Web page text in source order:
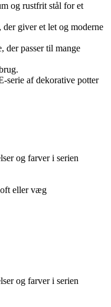
og rustfrit stål for et
giver et let og moderne
der passer til mange
serie af dekorative potter
og farver i serien
eller væg
og farver i serien